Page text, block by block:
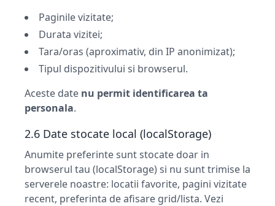
Paginile vizitate;
Durata vizitei;
Tara/oras (aproximativ, din IP anonimizat);
Tipul dispozitivului si browserul.
Aceste date nu permit identificarea ta
personala.
2.6 Date stocate local (localStorage)
Anumite preferinte sunt stocate doar in
browserul tau (localStorage) si nu sunt trimise la
serverele noastre: locatii favorite, pagini vizitate
recent, preferinta de afisare grid/lista. Vezi